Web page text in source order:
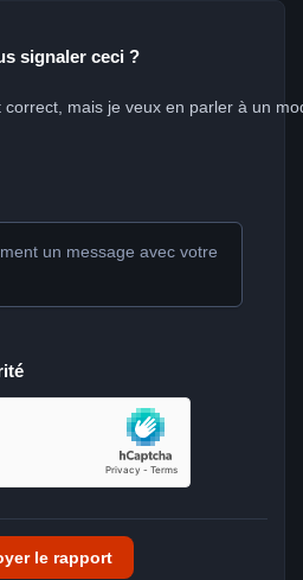
signaler ceci ?
un message avec votre
le rapport